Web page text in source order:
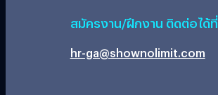
สมัครงาน/ฝึกงาน ติดต่อได้ที่
hr-ga@shownolimit.com